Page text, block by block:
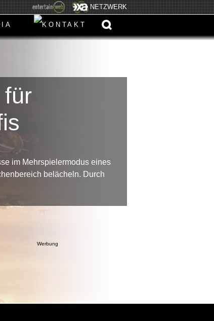
NETZWERK
für
im Mehrspielermodus eines
belächeln. Durch
Werbung